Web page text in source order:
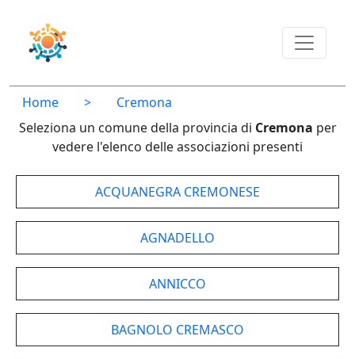
Home >
Cremona
Seleziona un comune della provincia di Cremona per
vedere l'elenco delle associazioni presenti
ACQUANEGRA CREMONESE
AGNADELLO
ANNICCO
BAGNOLO CREMASCO